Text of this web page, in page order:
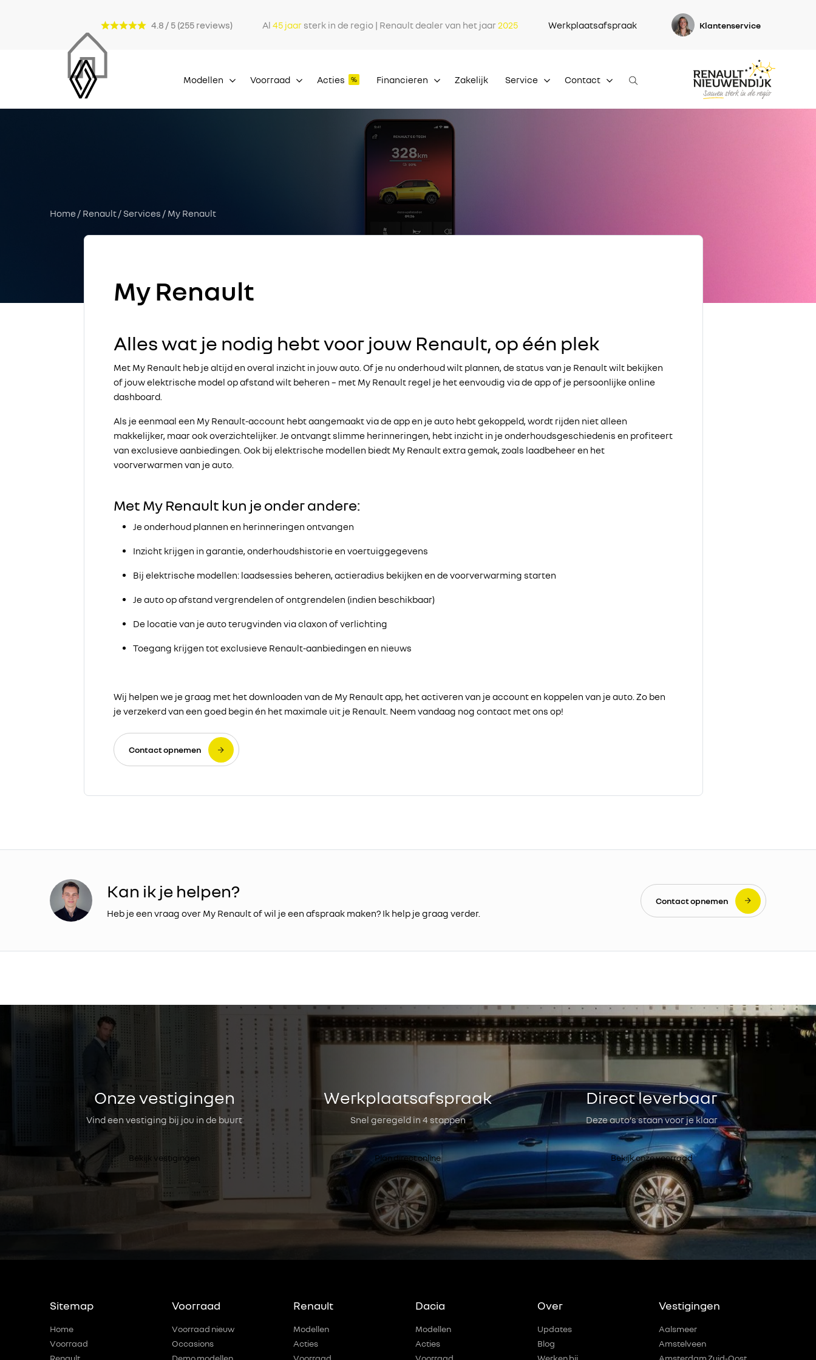
4.8 / 5 (255 reviews) Al45 jaar sterk in de regio | Renault dealer van het jaar2025 Werkplaatsafspraak Klantenservice
Modellen Voorraad Acties Financieren Zakelijk Service Contact
Home / Renault/ Services / My Renault
My Renault
Alles wat je nodig hebt voor jouw Renault, op één plek
Met My Renault heb je altijd en overal inzicht in jouw auto. Of je nu onderhoud wilt plannen, de status van je Renault wilt bekijken
of jouw elektrische model op afstand wilt beheren – met My Renault regel je het eenvoudig via de app of je persoonlijke online
dashboard.
Als je eenmaal een My Renault-account hebt aangemaakt via de app en je auto hebt gekoppeld, wordt rijden niet alleen
makkelijker, maar ook overzichtelijker. Je ontvangt slimme herinneringen, hebt inzicht in je onderhoudsgeschiedenis en profiteert
van exclusieve aanbiedingen. Ook bij elektrische modellen biedt My Renault extra gemak, zoals laadbeheer en het
voorverwarmen van je auto.
Met My Renault kun je onder andere:
Je onderhoud plannen en herinneringen ontvangen
Inzicht krijgen in garantie, onderhoudshistorie en voertuiggegevens
Bij elektrische modellen: laadsessies beheren, actieradius bekijken en de voorverwarming starten
Je auto op afstand vergrendelen of ontgrendelen (indien beschikbaar)
De locatie van je auto terugvinden via claxon of verlichting
Toegang krijgen tot exclusieve Renault-aanbiedingen en nieuws
Wij helpen we je graag met het downloaden van de My Renault app, het activeren van je account en koppelen van je auto. Zo ben
je verzekerd van een goed begin én het maximale uit je Renault. Neem vandaag nog contact met ons op!
Contact opnemen
Kan ik je helpen?
Heb je een vraag over My Renault of wil je een afspraak maken? Ik help je graag verder.
Contact opnemen
Onze vestigingen
Vind een vestiging bij jou in de buurt
Bekijk vestigingen
Werkplaatsafspraak
Snel geregeld in 4 stappen
Plan direct online
Direct leverbaar
Deze auto’s staan voor je klaar
Bekijk onze voorraad
Sitemap
Home
Voorraad
Renault
Voorraad
Voorraad nieuw
Occasions
Demo modellen
Renault
Modellen
Acties
Voorraad
Dacia
Modellen
Acties
Voorraad
Over
Updates
Blog
Werken bij
Vestigingen
Aalsmeer
Amstelveen
Amsterdam Zuid-Oost